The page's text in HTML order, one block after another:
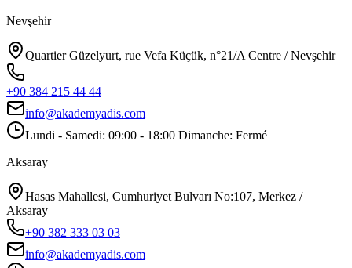
Nevşehir
Quartier Güzelyurt, rue Vefa Küçük, n°21/A Centre / Nevşehir
+90 384 215 44 44
info@akademyadis.com
Lundi - Samedi: 09:00 - 18:00 Dimanche: Fermé
Aksaray
Hasas Mahallesi, Cumhuriyet Bulvarı No:107, Merkez /
Aksaray
+90 382 333 03 03
info@akademyadis.com